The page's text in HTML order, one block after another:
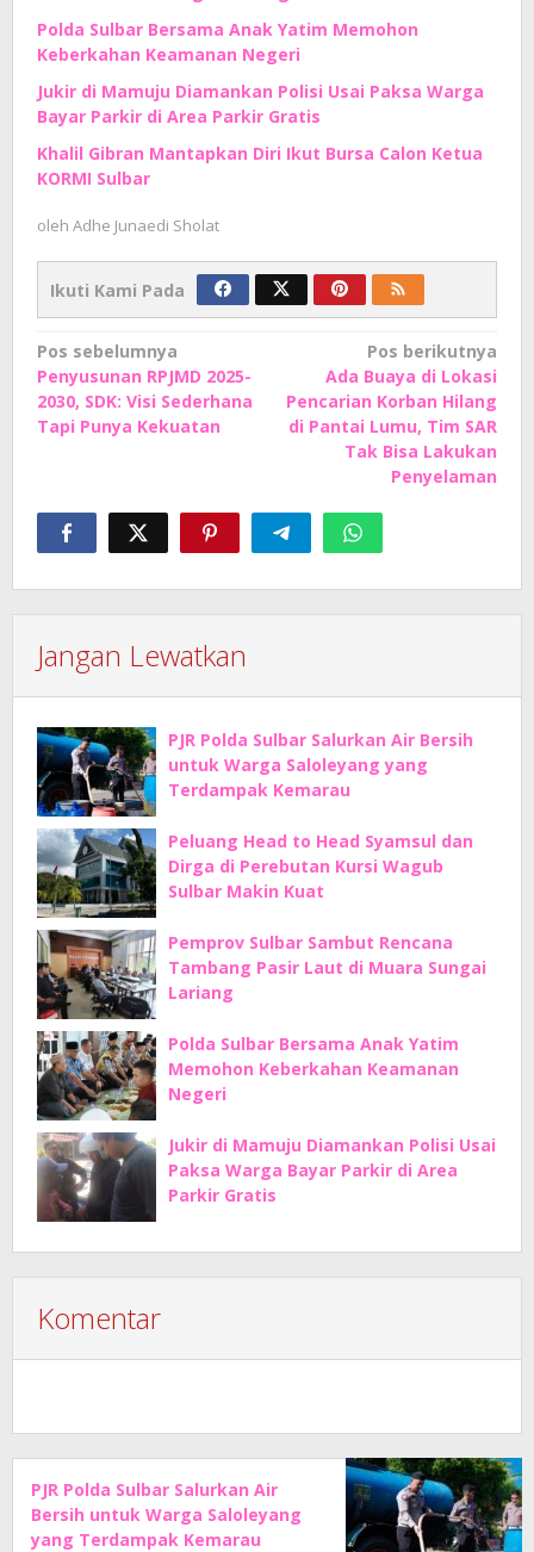
Polda Sulbar Bersama Anak Yatim Memohon
Keberkahan Keamanan Negeri
Jukir di Mamuju Diamankan Polisi Usai Paksa Warga
Bayar Parkir di Area Parkir Gratis
Khalil Gibran Mantapkan Diri Ikut Bursa Calon Ketua
KORMI Sulbar
oleh Adhe Junaedi Sholat
Ikuti Kami Pada
Navigasi
pos
Pos sebelumnya
Penyusunan RPJMD 2025-
2030, SDK: Visi Sederhana
Tapi Punya Kekuatan
Pos berikutnya
Ada Buaya di Lokasi
Pencarian Korban Hilang
di Pantai Lumu, Tim SAR
Tak Bisa Lakukan
Penyelaman
Jangan Lewatkan
PJR Polda Sulbar Salurkan Air Bersih
untuk Warga Saloleyang yang
Terdampak Kemarau
Peluang Head to Head Syamsul dan
Dirga di Perebutan Kursi Wagub
Sulbar Makin Kuat
Pemprov Sulbar Sambut Rencana
Tambang Pasir Laut di Muara Sungai
Lariang
Polda Sulbar Bersama Anak Yatim
Memohon Keberkahan Keamanan
Negeri
Jukir di Mamuju Diamankan Polisi Usai
Paksa Warga Bayar Parkir di Area
Parkir Gratis
Komentar
PJR Polda Sulbar Salurkan Air
Bersih untuk Warga Saloleyang
yang Terdampak Kemarau